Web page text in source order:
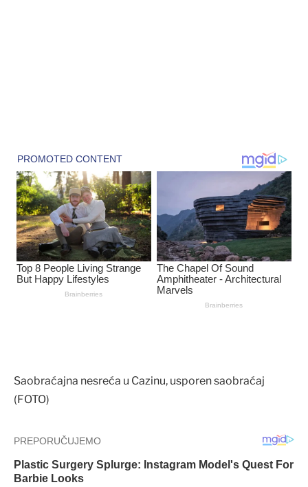
Saobraćajna nesreća u Cazinu, usporen saobraćaj
(FOTO)